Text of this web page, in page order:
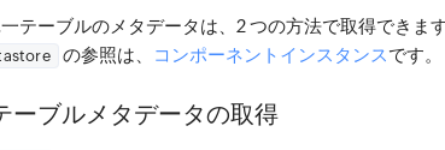
テーブルのメタデータは、2 つの方法で取得できま
の参照は、 コンポーネントインスタンスです。
ーブルメタデータの取得